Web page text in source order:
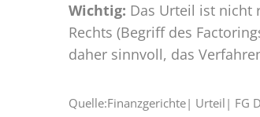
Wichtig: Das Urteil ist nicht
Rechts (Begriff des
daher sinnvoll, das
Quelle:Finanzgerichte| Urteil| FG